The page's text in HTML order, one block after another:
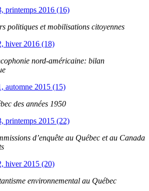
printemps 2016 (16)
politiques et mobilisations citoyennes
hiver 2016 (18)
nord-américaine: bilan
automne 2015 (15)
des années 1950
printemps 2015 (22)
d’enquête au Québec et au Canada
hiver 2015 (20)
environnemental au Québec